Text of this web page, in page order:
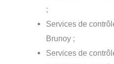
;
Services de
Brunoy ;
Services de